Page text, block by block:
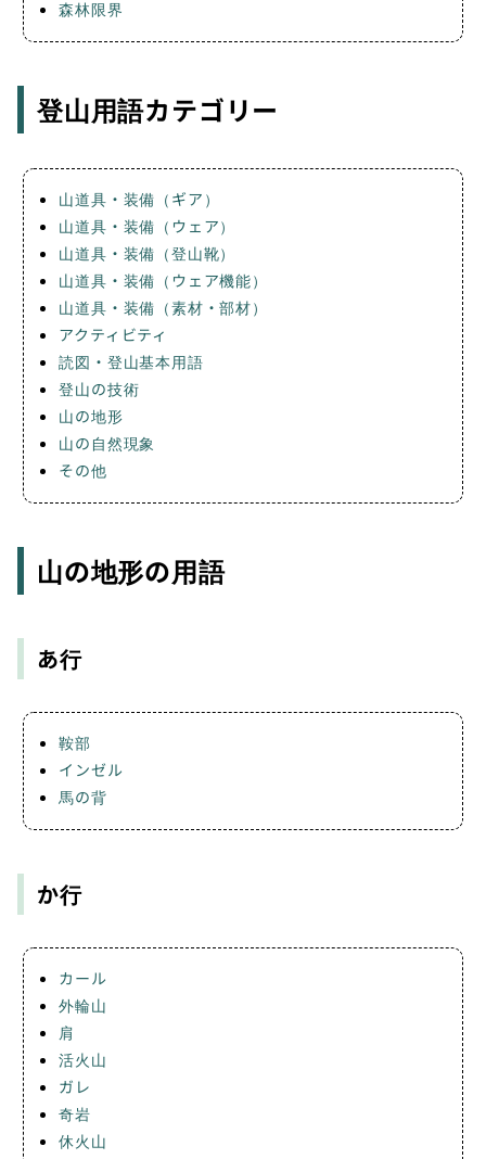
森林限界
登山用語カテゴリー
山道具・装備（ギア）
山道具・装備（ウェア）
山道具・装備（登山靴）
山道具・装備（ウェア機能）
山道具・装備（素材・部材）
アクティビティ
読図・登山基本用語
登山の技術
山の地形
山の自然現象
その他
山の地形の用語
あ行
鞍部
インゼル
馬の背
か行
カール
外輪山
肩
活火山
ガレ
奇岩
休火山